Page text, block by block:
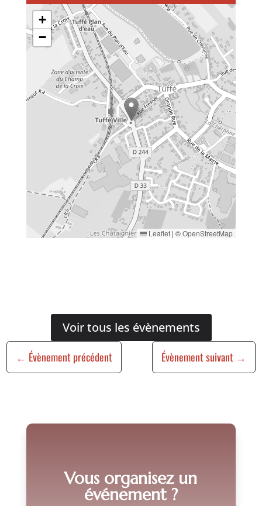
+
−
Leaflet | ©OpenStreetMap
Voir tous les évènements
← Évènement précédent Évènement suivant →
Vous organisez un
événement ?